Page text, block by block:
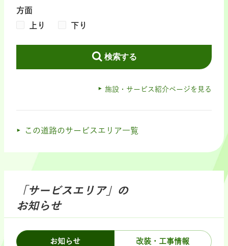
方面
上り
下り
検索する
施設・サービス紹介ページを見る
この道路のサービスエリア一覧
「サービスエリア」の
お知らせ
お知らせ 改装・工事情報